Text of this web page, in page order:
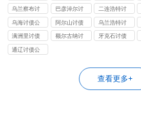
债公司
债公司
司
乌兰察布讨
债公司
巴彦淖尔讨
债公司
二连浩特讨
债公司
乌海讨债公
司
阿尔山讨债
公司
乌兰浩特讨
债公司
满洲里讨债
公司
额尔古纳讨
牙克石讨债
通辽讨债公
查看更多+